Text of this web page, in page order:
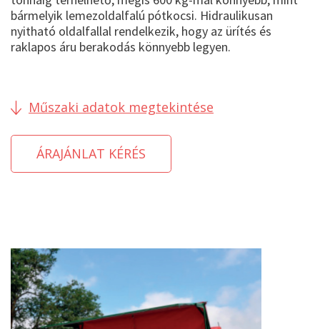
bármelyik lemezoldalfalú pótkocsi. Hidraulikusan
nyitható oldalfallal rendelkezik, hogy az ürítés és
raklapos áru berakodás könnyebb legyen.
Műszaki adatok megtekintése
ÁRAJÁNLAT KÉRÉS